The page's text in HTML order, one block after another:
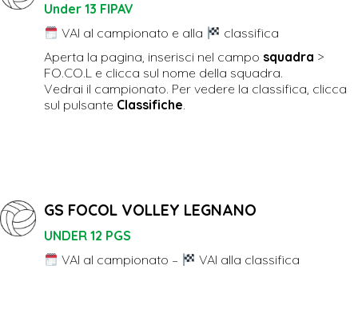
Under 13 FIPAV
VAI al campionato e alla
classifica
Aperta la pagina, inserisci nel campo squadra >
FO.CO.L e clicca sul nome della squadra.
Vedrai il campionato. Per vedere la classifica, clicca
sul pulsante Classifiche.
GS FOCOL VOLLEY LEGNANO
UNDER 12 PGS
VAI al campionato – VAI alla classifica